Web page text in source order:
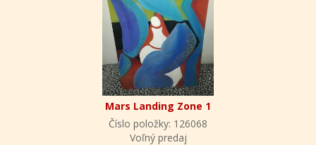
Mars Landing Zone 1
Číslo položky: 126068
Voľný predaj